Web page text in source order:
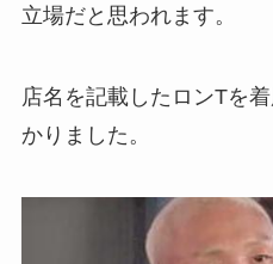
立場だと思われます。
店名を記載したロンTを
かりました。